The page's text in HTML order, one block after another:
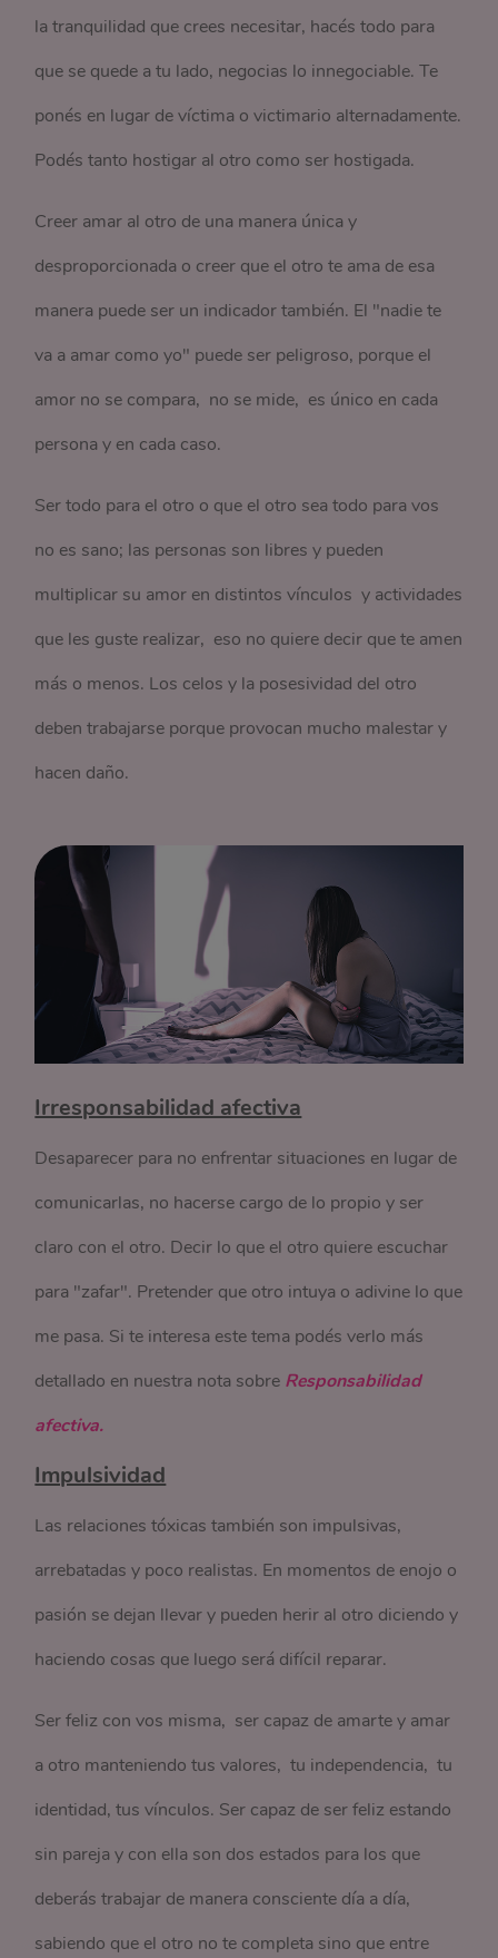
la tranquilidad que crees necesitar, hacés todo para
que se quede a tu lado, negocias lo innegociable. Te
ponés en lugar de víctima o victimario alternadamente.
Podés tanto hostigar al otro como ser hostigada.
Creer amar al otro de una manera única y
desproporcionada o creer que el otro te ama de esa
manera puede ser un indicador también. El "nadie te
va a amar como yo" puede ser peligroso, porque el
amor no se compara, no se mide, es único en cada
persona y en cada caso.
Ser todo para el otro o que el otro sea todo para vos
no es sano; las personas son libres y pueden
multiplicar su amor en distintos vínculos y actividades
que les guste realizar, eso no quiere decir que te amen
más o menos. Los celos y la posesividad del otro
deben trabajarse porque provocan mucho malestar y
hacen daño.
Irresponsabilidad afectiva
Desaparecer para no enfrentar situaciones en lugar de
comunicarlas, no hacerse cargo de lo propio y ser
claro con el otro. Decir lo que el otro quiere escuchar
para "zafar". Pretender que otro intuya o adivine lo que
me pasa. Si te interesa este tema podés verlo más
detallado en nuestra nota sobre Responsabilidad
afectiva.
Impulsividad
Las relaciones tóxicas también son impulsivas,
arrebatadas y poco realistas. En momentos de enojo o
pasión se dejan llevar y pueden herir al otro diciendo y
haciendo cosas que luego será difícil reparar.
Ser feliz con vos misma, ser capaz de amarte y amar
a otro manteniendo tus valores, tu independencia, tu
identidad, tus vínculos. Ser capaz de ser feliz estando
sin pareja y con ella son dos estados para los que
deberás trabajar de manera consciente día a día,
sabiendo que el otro no te completa sino que entre